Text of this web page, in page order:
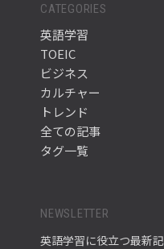
CATEGORIES
英語学習
TOEIC
ビジネス
カルチャー
トレンド
全ての記事
タグ一覧
NEWSLETTER
英語学習に役立つ最新